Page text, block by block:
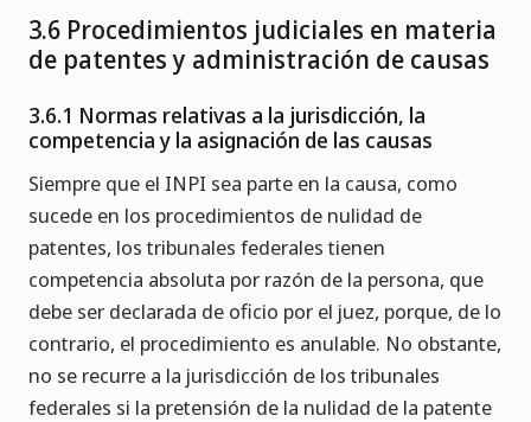
3.6 Procedimientos judiciales en materia
de patentes y administración de causas
3.6.1 Normas relativas a la jurisdicción, la
competencia y la asignación de las causas
Siempre que el INPI sea parte en la causa, como
sucede en los procedimientos de nulidad de
patentes, los tribunales federales tienen
competencia absoluta por razón de la persona, que
debe ser declarada de oficio por el juez, porque, de lo
contrario, el procedimiento es anulable. No obstante,
no se recurre a la jurisdicción de los tribunales
federales si la pretensión de la nulidad de la patente